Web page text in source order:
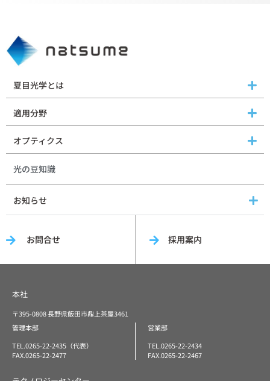
夏目光学とは
適用分野
オプティクス
光の豆知識
お知らせ
お問合せ 採用案内
本社
〒395-0808 長野県飯田市鼎上茶屋3461
管理本部
TEL.0265-22-2435（代表）
FAX.0265-22-2477
営業部
TEL.0265-22-2434
FAX.0265-22-2467